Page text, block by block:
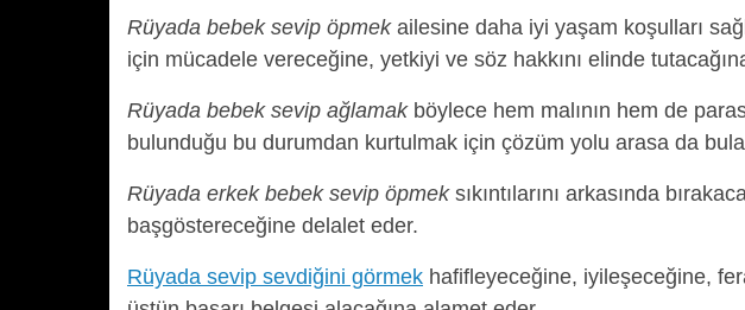
Rüyada bebek sevip öpmekailesine daha iyi yaşam koşulları
için mücadele vereceğine, yetkiyi ve söz hakkını elinde
Rüyada bebek sevip ağlamakböylece hem malının hem de
bulunduğu bu durumdan kurtulmak için çözüm yolu arasa da
Rüyada erkek bebek sevip öpmeksıkıntılarını arkasında
başgöstereceğine delalet eder.
Rüyada sevip sevdiğini görmek hafifleyeceğine, iyileşeceğine,